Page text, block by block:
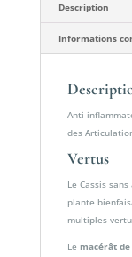
Description
Informations
Anti-
des
Vertus
Le Cassis
plante
multiples
Le macérât de